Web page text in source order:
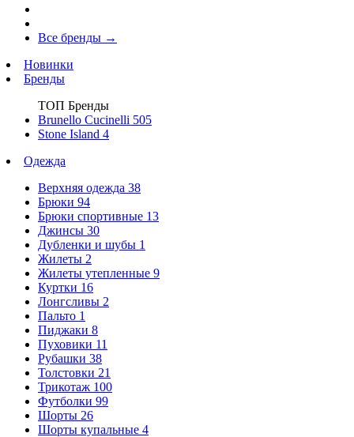
Все бренды →
Новинки
Бренды
ТОП Бренды
Brunello Cucinelli 505
Stone Island 4
Одежда
Верхняя одежда 38
Брюки 94
Брюки спортивные 13
Джинсы 30
Дубленки и шубы 1
Жилеты 2
Жилеты утепленные 9
Куртки 16
Лонгсливы 2
Пальто 1
Пиджаки 8
Пуховики 11
Рубашки 38
Толстовки 21
Трикотаж 100
Футболки 99
Шорты 26
Шорты купальные 4